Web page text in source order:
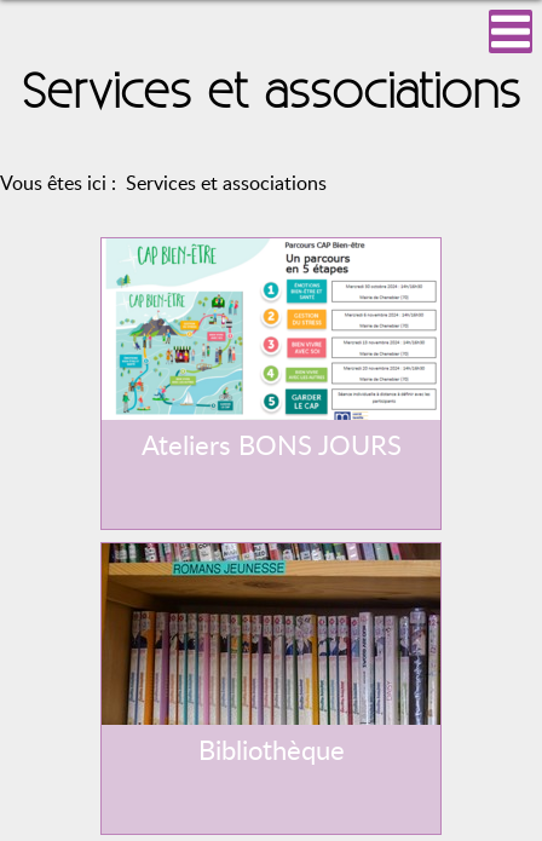
Services et associations
Vous êtes ici : Services et associations
Ateliers BONS JOURS
Bibliothèque